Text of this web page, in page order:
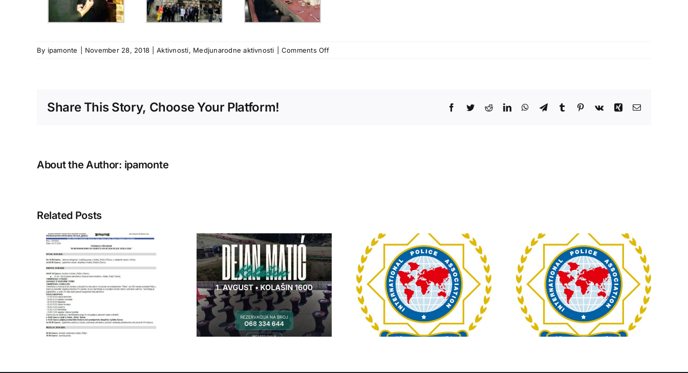
By ipamonte November 28, 2018 Aktivnosti, Medjunarodne aktivnosti Comments Offon
Share This Story, Choose Your Platform! Facebook
TwitterRedditLinkedInWhatsApp
TelegramTumblr Pinterest
Vk Xing Email
About the Author: ipamonte
Related Posts
IPA Crna Gora IPA Crna Gora